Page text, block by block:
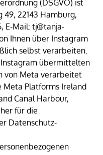
(DSGVO) ist
49, 22143 Hamburg,
E-Mail: tj@tanja-
Ihnen über Instagram
selbst verarbeiten.
übermittelten
von Meta verarbeitet
Meta Platforms Ireland
Canal Harbour,
für die
Datenschutz-